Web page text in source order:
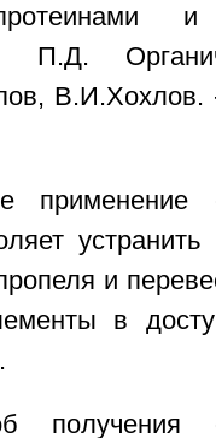
П.Д.
В.И.Хохлов.
и
в
получения